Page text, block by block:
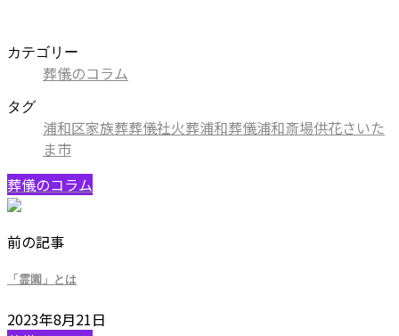
カテゴリー
葬儀のコラム
タグ
浦和区家族葬葬儀社火葬浦和葬儀浦和斎場供花さいた
ま市
葬儀のコラム
前の記事
「霊園」とは
2023年8月21日